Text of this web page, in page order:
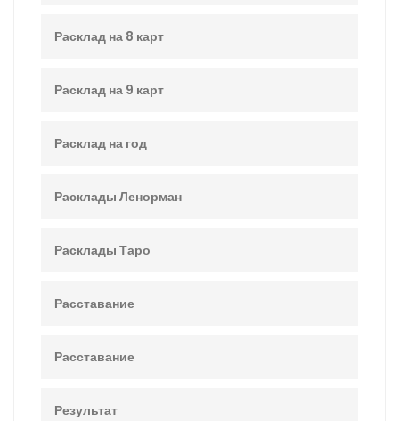
Расклад на 8 карт
Расклад на 9 карт
Расклад на год
Расклады Ленорман
Расклады Таро
Расставание
Расставание
Результат